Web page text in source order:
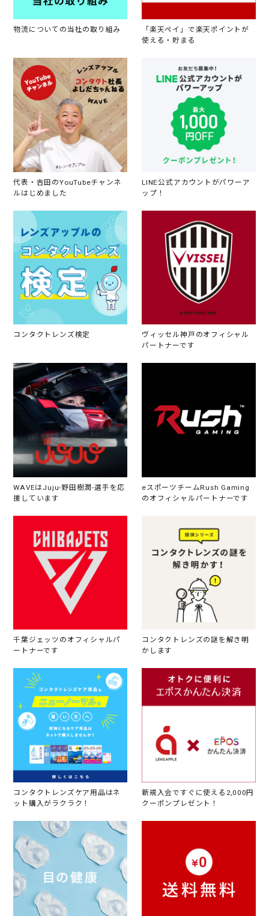
物流についての当社の取り組み
「楽天ペイ」で楽天ポイントが
使える・貯まる
代表・吉田のYouTubeチャンネ
ルはじめました
LINE公式アカウントがパワーア
ップ！
コンタクトレンズ検定
ヴィッセル神戸のオフィシャル
パートナーです
WAVEはJuju-野田樹潤-選手を応
援しています
eスポーツチームRush Gaming
のオフィシャルパートナーです
千葉ジェッツのオフィシャルパ
ートナーです
コンタクトレンズの謎を解き明
かします
コンタクトレンズケア用品はネ
ット購入がラクラク！
新規入会ですぐに使える2,000円
クーポンプレゼント！